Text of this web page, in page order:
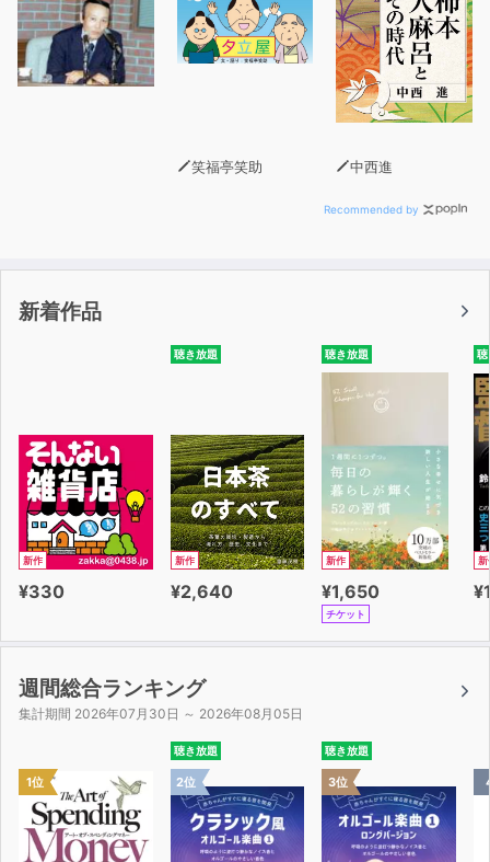
笑福亭笑助 中西進
Recommended by
新着作品
新作
¥330
聴き放題
新作
¥2,640
聴き放題
新作
¥1,650
チケット
聴
新
週間総合ランキング
集計期間 2026年07月30日 ～ 2026年08月05日
1位
聴き放題
2位
聴き放題
3位